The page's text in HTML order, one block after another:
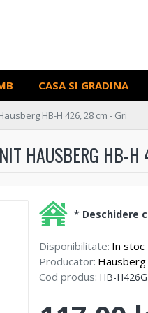
CASA SI GRADINA
HB-H 426, 28 cm - Gri
HAUSBERG HB-
Disponibilitate: In stoc
Producator: Hausberg
Cod produs: HB-
* Deschidere